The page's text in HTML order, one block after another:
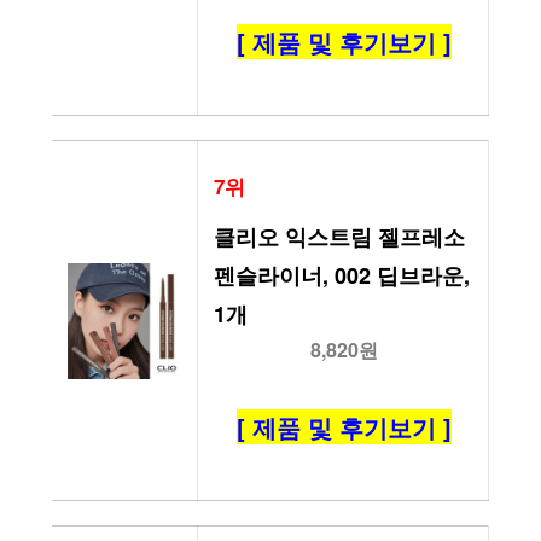
[ 제품 및 후기보기 ]
7위
클리오 익스트림 젤프레소
펜슬라이너, 002 딥브라운,
1개
8,820원
[ 제품 및 후기보기 ]